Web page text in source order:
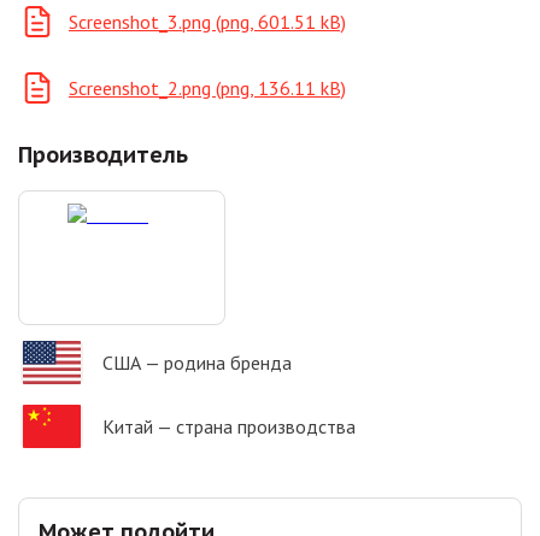
Screenshot_3.png (png, 601.51 kB)
Screenshot_2.png (png, 136.11 kB)
Производитель
США — родина бренда
Китай — страна производства